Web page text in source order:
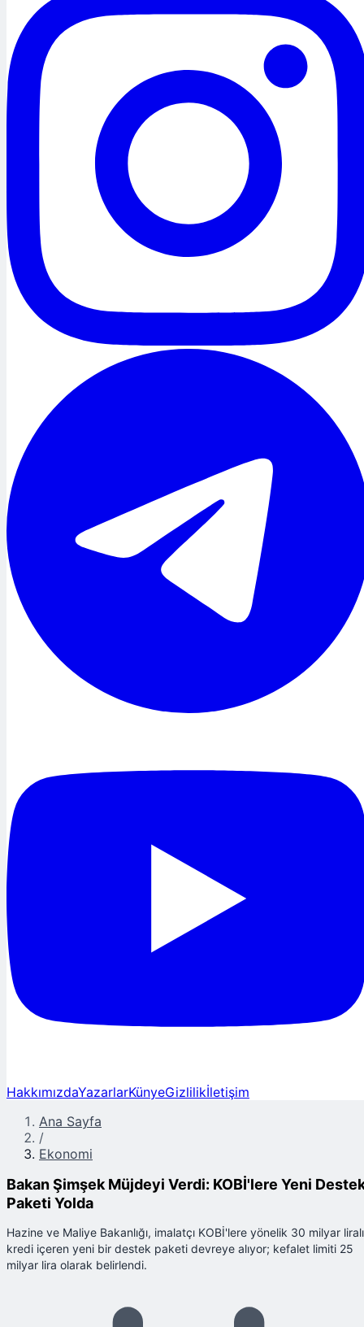
HakkımızdaYazarlarKünyeGizlilikİletişim
Ana Sayfa
/
Ekonomi
Bakan Şimşek Müjdeyi Verdi: KOBİ'lere Yeni
Paketi Yolda
Hazine ve Maliye Bakanlığı, imalatçı KOBİ'lere yönelik 30 milyar
kredi içeren yeni bir destek paketi devreye alıyor; kefalet limiti 25
milyar lira olarak belirlendi.